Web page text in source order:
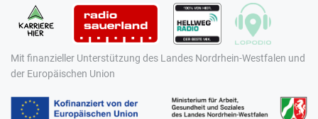
Mit finanzieller Unterstützung des Landes Nordrhein-Westfalen und
der Europäischen Union